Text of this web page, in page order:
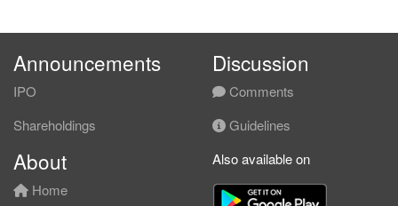
Announcements
IPO
Shareholdings
Discussion
Comments
Guidelines
About
Home
Also available on